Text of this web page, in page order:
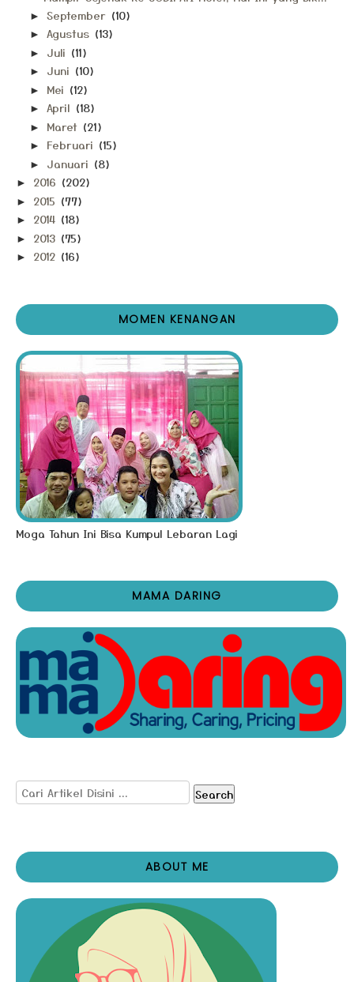
► September (10)
► Agustus (13)
► Juli (11)
► Juni (10)
► Mei (12)
► April (18)
► Maret (21)
► Februari (15)
► Januari (8)
► 2016 (202)
► 2015 (77)
► 2014 (18)
► 2013 (75)
► 2012 (16)
MOMEN KENANGAN
Moga Tahun Ini Bisa Kumpul Lebaran Lagi
MAMA DARING
Search
ABOUT ME